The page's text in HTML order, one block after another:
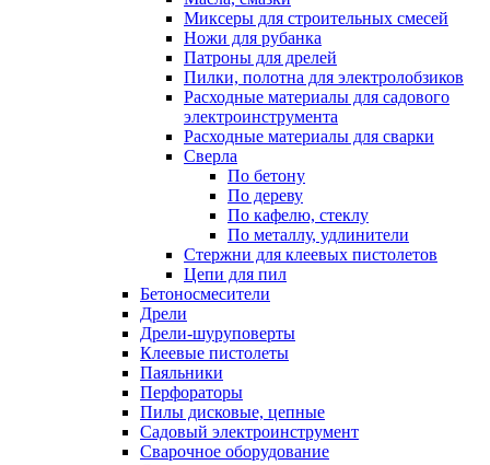
Миксеры для строительных смесей
Ножи для рубанка
Патроны для дрелей
Пилки, полотна для электролобзиков
Расходные материалы для садового
электроинструмента
Расходные материалы для сварки
Сверла
По бетону
По дереву
По кафелю, стеклу
По металлу, удлинители
Стержни для клеевых пистолетов
Цепи для пил
Бетоносмесители
Дрели
Дрели-шуруповерты
Клеевые пистолеты
Паяльники
Перфораторы
Пилы дисковые, цепные
Садовый электроинструмент
Сварочное оборудование